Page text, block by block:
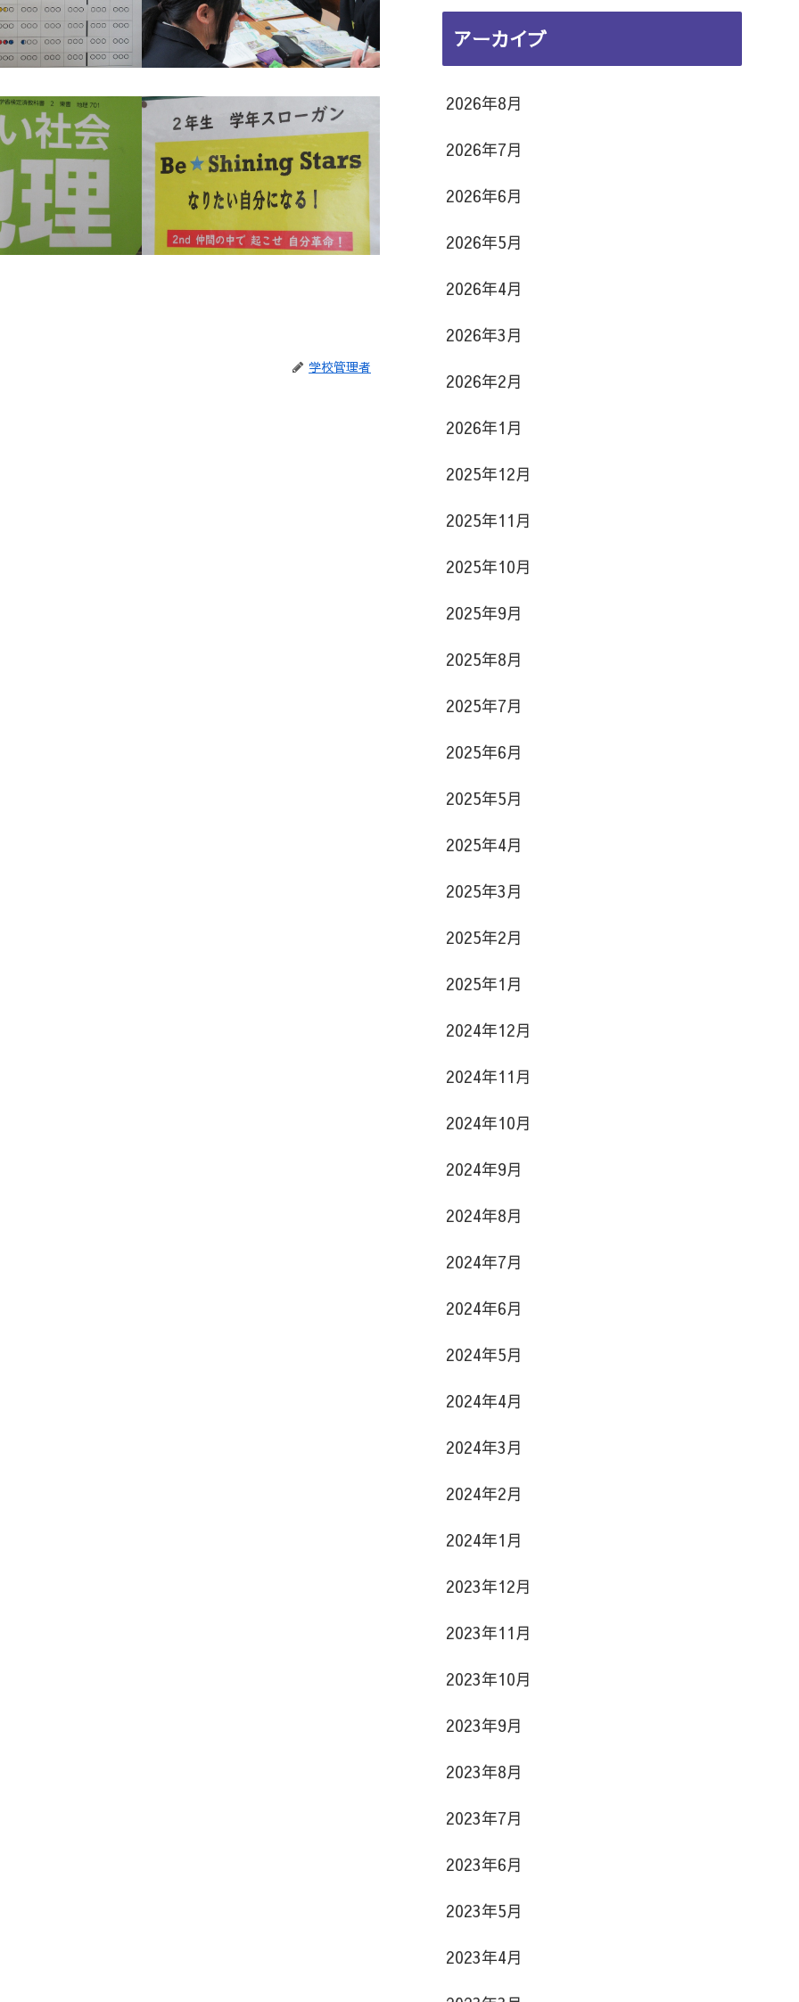
学校管理者
日
日
日
日
日
日
日
16
日
17
日
18
19
20
21
22
月
23
月
24
月
月
月
月
月
8
月
8
月
アーカイブ
2026年8月
2026年7月
2026年6月
2026年5月
2026年4月
2026年3月
2026年2月
2026年1月
2025年12月
2025年11月
2025年10月
2025年9月
2025年8月
2025年7月
2025年6月
2025年5月
2025年4月
2025年3月
2025年2月
2025年1月
2024年12月
2024年11月
2024年10月
2024年9月
2024年8月
2024年7月
2024年6月
2024年5月
2024年4月
2024年3月
2024年2月
2024年1月
2023年12月
2023年11月
2023年10月
2023年9月
2023年8月
2023年7月
2023年6月
2023年5月
2023年4月